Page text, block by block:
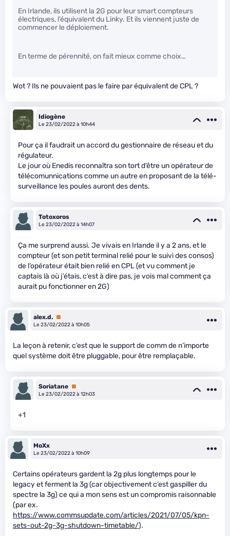
En Irlande, ils utilisent la 2G pour leur smart compteurs
électriques, l’équivalent du Linky. Et ils viennent juste de
commencer le déploiement.
En terme de pérennité, on fait mieux comme choix…
Wot ? Ils ne pouvaient pas le faire par équivalent de CPL ?
Idiogène
Le 23/02/2022 à 10h44
Pour ça il faudrait un accord du gestionnaire de réseau et du
régulateur.
Le jour où Enedis reconnaîtra son tort d’être un opérateur de
télécomunnications comme un autre en proposant de la télé-
surveillance les poules auront des dents.
Totoxoros
Le 23/02/2022 à 14h07
Ça me surprend aussi. Je vivais en Irlande il y a 2 ans, et le
compteur (et son petit terminal relié pour le suivi des consos)
de l’opérateur était bien relié en CPL (et vu comment je
captais là où j’étais, c’est à dire pas, je vois mal comment ça
aurait pu fonctionner en 2G)
alex.d. Premium
Le 23/02/2022 à 10h05
La leçon à retenir, c’est que le support de comm de n’importe
quel système doit être pluggable, pour être remplaçable.
Soriatane Premium
Le 23/02/2022 à 12h03
+1
MoXx
Le 23/02/2022 à 10h09
Certains opérateurs gardent la 2g plus longtemps pour le
legacy et ferment la 3g (car objectivement c’est gaspiller du
spectre la 3g) ce qui a mon sens est un compromis raisonnable
(par ex.
https://www.commsupdate.com/articles/2021/07/05/kpn-
sets-out-2g-3g-shutdown-timetable/).